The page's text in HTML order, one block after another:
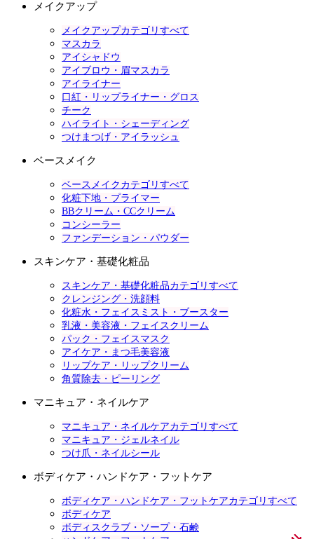
メイクアップ
メイクアップカテゴリすべて
マスカラ
アイシャドウ
アイブロウ・眉マスカラ
アイライナー
口紅・リップライナー・グロス
チーク
ハイライト・シェーディング
つけまつげ・アイラッシュ
ベースメイク
ベースメイクカテゴリすべて
化粧下地・プライマー
BBクリーム・CCクリーム
コンシーラー
ファンデーション・パウダー
スキンケア・基礎化粧品
スキンケア・基礎化粧品カテゴリすべて
クレンジング・洗顔料
化粧水・フェイスミスト・ブースター
乳液・美容液・フェイスクリーム
パック・フェイスマスク
アイケア・まつ毛美容液
リップケア・リップクリーム
角質除去・ピーリング
マニキュア・ネイルケア
マニキュア・ネイルケアカテゴリすべて
マニキュア・ジェルネイル
つけ爪・ネイルシール
ボディケア・ハンドケア・フットケア
ボディケア・ハンドケア・フットケアカテゴリすべて
ボディケア
ボディスクラブ・ソープ・石鹸